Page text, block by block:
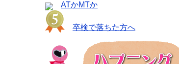
ATかMTか
卒検で落ちた方へ